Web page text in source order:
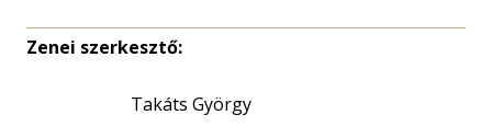
Zenei szerkesztő:
Takáts György